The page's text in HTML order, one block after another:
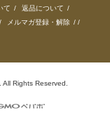
て / 返品について /
/ メルマガ登録・解除 / /
Rights Reserved.